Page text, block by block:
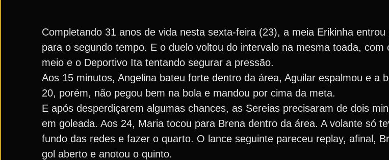
Completando 31 anos de vida nesta sexta-feira (23), a meia Erikinha
para o segundo tempo. E o duelo voltou do intervalo na mesma toada, com
meio e o Deportivo Ita tentando segurar a pressão.
Aos 15 minutos, Angelina bateu forte dentro da área, Aguilar espalmou e a
20, porém, não pegou bem na bola e mandou por cima da meta.
E após desperdiçarem algumas chances, as Sereias precisaram de dois
em goleada. Aos 24, Maria tocou para Brena dentro da área. A volante só
fundo das redes e fazer o quarto. O lance seguinte pareceu replay, afinal,
gol aberto e anotou o quinto.